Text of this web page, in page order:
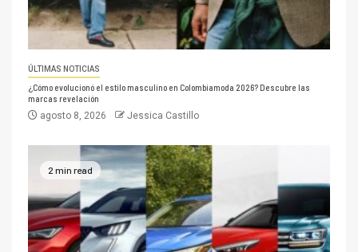
ÚLTIMAS NOTICIAS
¿Cómo evolucionó el estilo masculino en Colombiamoda 2026? Descubre las
marcas revelación
agosto 8, 2026 Jessica Castillo
2 min read